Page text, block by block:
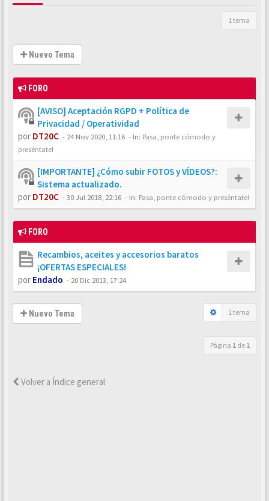
1 tema
Nuevo Tema
FORO
[AVISO] Aceptación RGPD + Política de
Privacidad / Operatividad
por DT20C - 24 Nov 2020, 11:16 - In: Pasa, ponte cómodo y
preséntate!
[IMPORTANTE] ¿Cómo subir FOTOS y VÍDEOS?:
Sistema actualizado.
por DT20C -30 Jul 2018, 22:16 - In: Pasa, ponte cómodo y preséntate!
FORO
Recambios, aceites y accesorios baratos
¡OFERTAS ESPECIALES!
por Endado - 20 Dic 2013, 17:24
Nuevo Tema 1 tema
Página 1 de 1
Volver a Índice general